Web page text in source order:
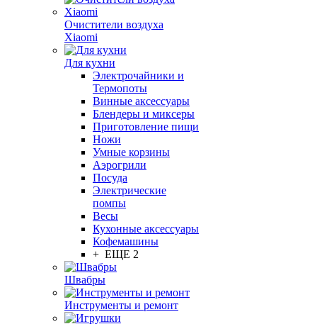
Очистители воздуха
Xiaomi
Для кухни
Электрочайники и
Термопоты
Винные аксессуары
Блендеры и миксеры
Приготовление пищи
Ножи
Умные корзины
Аэрогрили
Посуда
Электрические
помпы
Весы
Кухонные аксессуары
Кофемашины
+ ЕЩЕ 2
Швабры
Инструменты и ремонт